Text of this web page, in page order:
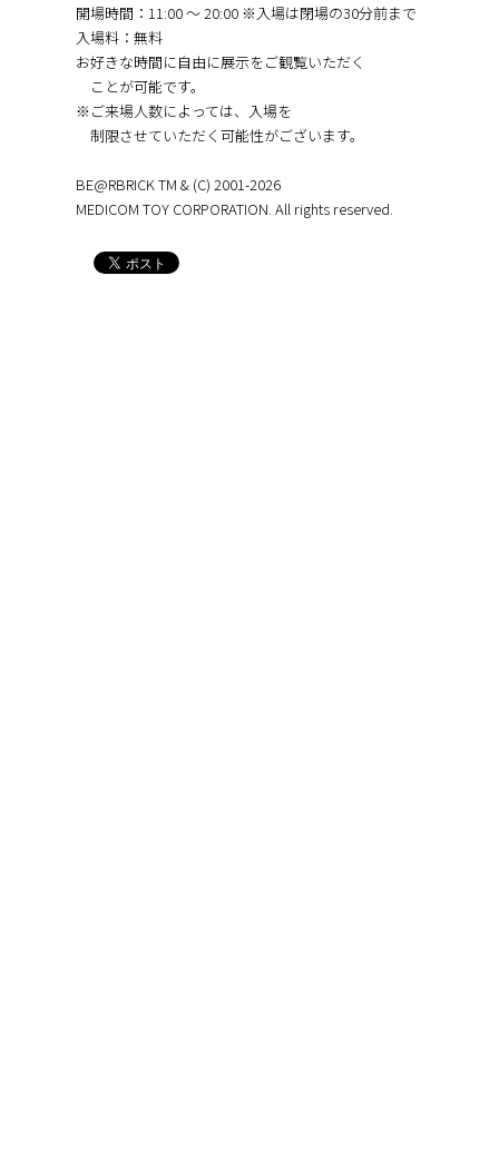
開場時間：11:00 〜 20:00 ※入場は閉場の30分前まで
入場料：無料
お好きな時間に自由に展示をご観覧いただく
ことが可能です。
※ご来場人数によっては、入場を
制限させていただく可能性がございます。
BE@RBRICK TM & (C) 2001-2026
MEDICOM TOY CORPORATION. All rights reserved.